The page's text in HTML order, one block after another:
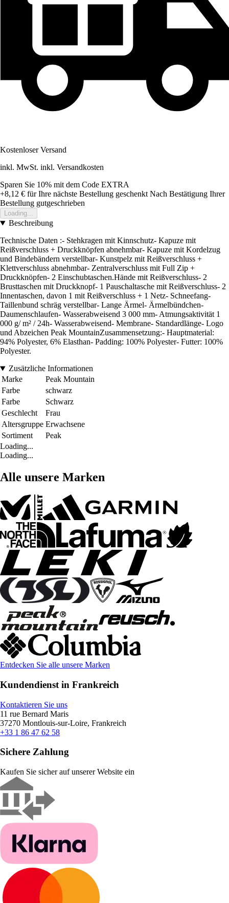
Kostenloser Versand
inkl. MwSt. inkl. Versandkosten
Sparen Sie 10% mit dem Code EXTRA
+8,12 € für Ihre nächste Bestellung geschenkt Nach Bestätigung Ihrer
Bestellung gutgeschrieben
Loading...
Beschreibung
Technische Daten :- Stehkragen mit Kinnschutz- Kapuze mit
Reißverschluss + Druckknöpfen abnehmbar- Kapuze mit Kordelzug
und Bindebändern verstellbar- Kunstpelz mit Reißverschluss +
Klettverschluss abnehmbar- Zentralverschluss mit Full Zip +
Druckknöpfen- 2 Einschubtaschen.Hände mit Reißverschluss- 2
Brusttaschen mit Druckknopf- 1 Pauschaltasche mit Reißverschluss- 2
Innentaschen, davon 1 mit Reißverschluss + 1 Netz- Schneefang-
Taillenbund schräg verstellbar- Lange Ärmel- Ärmelbündchen-
Daumenschlaufen- Wasserabweisend 3 000 mm- Atmungsaktivität 1
000 g/ m² / 24h- Wasserabweisend- Membrane- Standardlänge- Logo
und Abzeichen Peak MountainZusammensetzung:- Hauptmaterial:
94% Polyester, 6% Elasthan- Padding: 100% Polyester- Futter: 100%
Polyester.
Zusätzliche Informationen
Marke
Peak Mountain
Farbe
schwarz
Farbe
Schwarz
Geschlecht
Frau
Altersgruppe Erwachsene
Sortiment
Peak
Loading...
Loading...
Alle unsere Marken
Entdecken Sie alle unsere Marken
Kundendienst in Frankreich
Kontaktieren Sie uns
11 rue Bernard Maris
37270 Montlouis-sur-Loire, Frankreich
+33 1 86 47 62 58
Sichere Zahlung
Kaufen Sie sicher auf unserer Website ein